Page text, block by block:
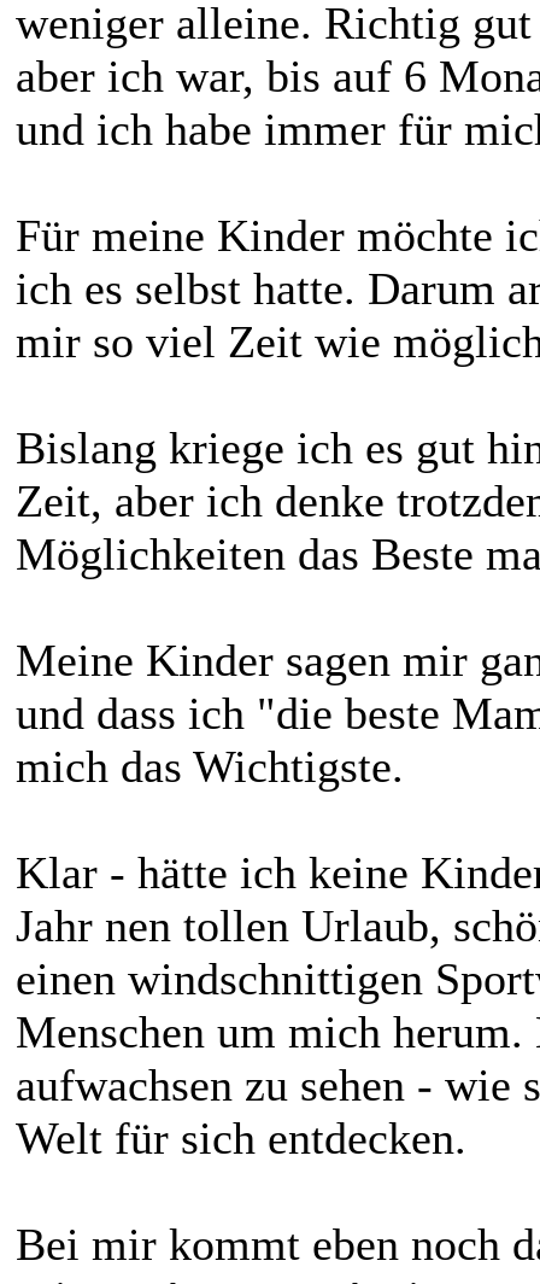
weniger alleine. Richtig
aber ich war, bis auf 6
und ich habe immer für
Für meine Kinder möchte
ich es selbst hatte. Darum
mir so viel Zeit wie
Bislang kriege ich es gut
Zeit, aber ich denke
Möglichkeiten das Beste
Meine Kinder sagen mir
und dass ich "die beste
mich das Wichtigste.
Klar - hätte ich keine
Jahr nen tollen Urlaub,
einen windschnittigen
Menschen um mich
aufwachsen zu sehen -
Welt für sich entdecken.
Bei mir kommt eben noch